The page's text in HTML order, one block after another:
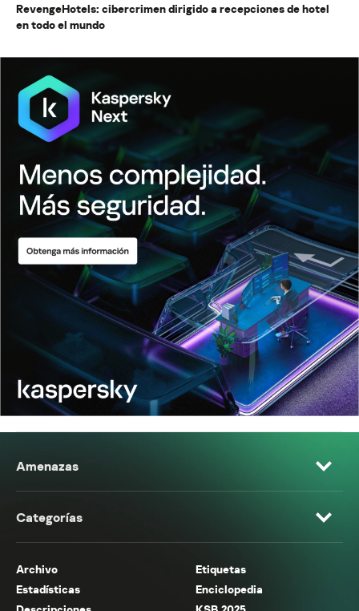
RevengeHotels: cibercrimen dirigido a recepciones de hotel
en todo el mundo
Amenazas
Categorías
Archivo
Etiquetas
Estadísticas
Enciclopedia